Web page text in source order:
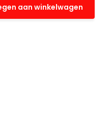
aan winkelwagen